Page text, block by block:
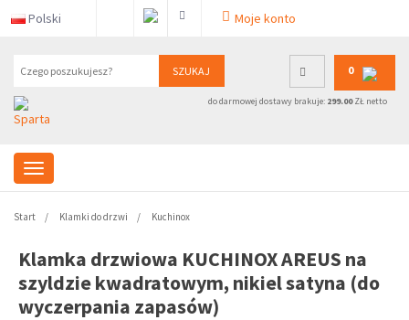
Polski Moje konto
SZUKAJ 0
do darmowej dostawy brakuje: 299.00ZŁ netto
Start Klamki do drzwi Kuchinox
Klamka drzwiowa KUCHINOX AREUS na
szyldzie kwadratowym, nikiel satyna (do
wyczerpania zapasów)